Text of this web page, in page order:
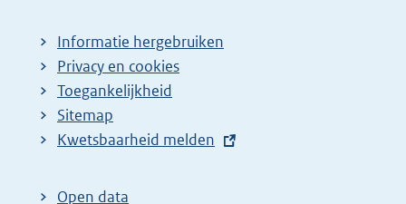
Informatie hergebruiken
Privacy en cookies
Toegankelijkheid
Sitemap
E
t
Kwetsbaarheid melden
Open data